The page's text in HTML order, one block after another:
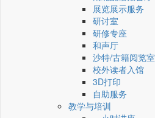
展览展示服务
研讨室
研修专座
和声厅
沙特/古籍阅览室
校外读者入馆
3D打印
自助服务
教学与培训